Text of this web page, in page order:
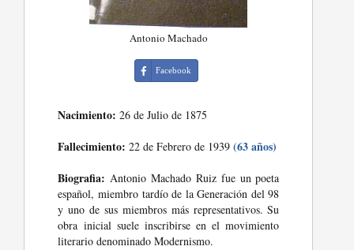
Antonio Machado
Facebook
Nacimiento: 26 de Julio de 1875
Fallecimiento: 22 de Febrero de 1939(63 años)
Biografia: Antonio Machado Ruiz fue un poeta
español, miembro tardío de la Generación del 98
y uno de sus miembros más representativos. Su
obra inicial suele inscribirse en el movimiento
literario denominado Modernismo.